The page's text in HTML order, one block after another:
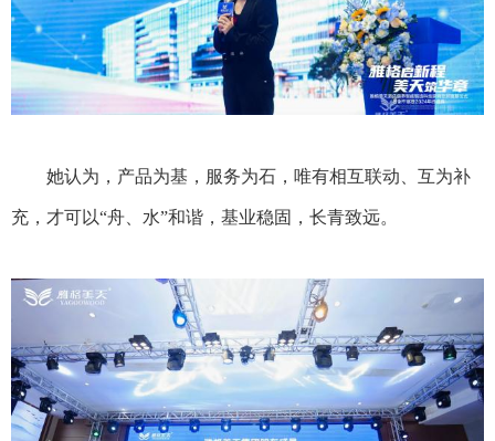
她认为，产品为基，服务为石，唯有相互联动、互为补
充，才可以“舟、水”和谐， 基业稳固，长青致远。